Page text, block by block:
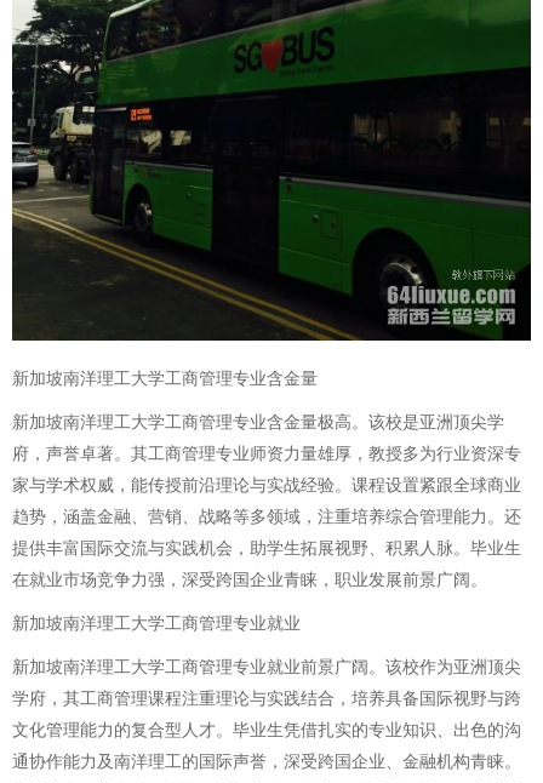
新加坡南洋理工大学工商管理专业含金量
新加坡南洋理工大学工商管理专业含金量极高。该校是亚洲顶尖学
府，声誉卓著。其工商管理专业师资力量雄厚，教授多为行业资深专
家与学术权威，能传授前沿理论与实战经验。课程设置紧跟全球商业
趋势，涵盖金融、营销、战略等多领域，注重培养综合管理能力。还
提供丰富国际交流与实践机会，助学生拓展视野、积累人脉。毕业生
在就业市场竞争力强，深受跨国企业青睐，职业发展前景广阔。
新加坡南洋理工大学工商管理专业就业
新加坡南洋理工大学工商管理专业就业前景广阔。该校作为亚洲顶尖
学府，其工商管理课程注重理论与实践结合，培养具备国际视野与跨
文化管理能力的复合型人才。毕业生凭借扎实的专业知识、出色的沟
通协作能力及南洋理工的国际声誉，深受跨国企业、金融机构青睐。